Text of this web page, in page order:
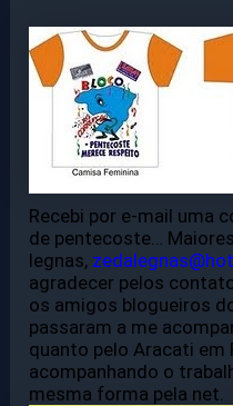
Recebi por e-mail uma
de pentecoste…
legnas,
agradecer pelos
os amigos blogueiros
passaram a me
quanto pelo Aracati em
acompanhando o
mesma forma pela net.